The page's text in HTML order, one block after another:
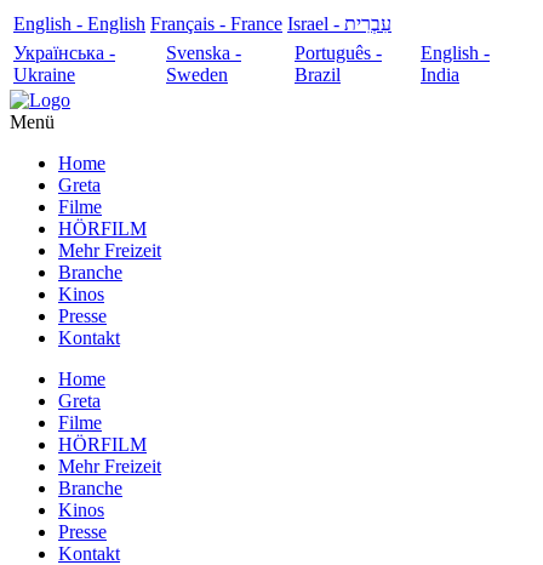
English - English Français - France
עִבְרִית - Israel
Українська -
Ukraine
Svenska -
Sweden
Português -
Brazil
English -
India
Menü
Home
Greta
Filme
HÖRFILM
Mehr Freizeit
Branche
Kinos
Presse
Kontakt
Home
Greta
Filme
HÖRFILM
Mehr Freizeit
Branche
Kinos
Presse
Kontakt